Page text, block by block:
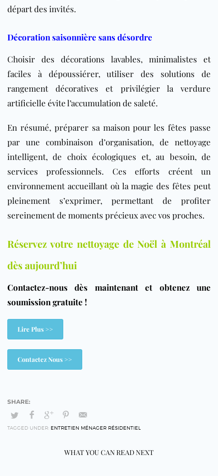
départ des invités.
Décoration saisonnière sans désordre
Choisir des décorations lavables, minimalistes et
faciles à dépoussiérer, utiliser des solutions de
rangement décoratives et privilégier la verdure
artificielle évite l’accumulation de saleté.
En résumé, préparer sa maison pour les fêtes passe
par une combinaison d’organisation, de nettoyage
intelligent, de choix écologiques et, au besoin, de
services professionnels. Ces efforts créent un
environnement accueillant où la magie des fêtes peut
pleinement s’exprimer, permettant de profiter
sereinement de moments précieux avec vos proches.
Réservez votre nettoyage de Noël à Montréal
dès aujourd’hui
Contactez-nous dès maintenant et obtenez une
soumission gratuite !
Lire Plus >>
Contactez Nous >>
TAGGED UNDER: ENTRETIEN MÉNAGER RÉSIDENTIEL
WHAT YOU CAN READ NEXT